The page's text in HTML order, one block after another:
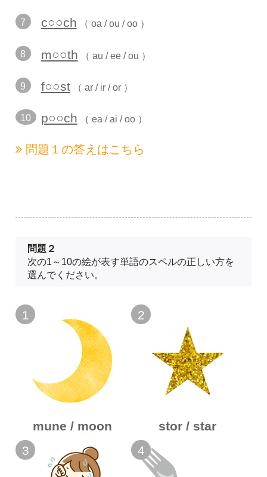
7 c○○ch （ oa / ou / oo ）
8 m○○th （ au / ee / ou ）
9 f○○st （ ar / ir / or ）
10 p○○ch （ ea / ai / oo ）
問題１の答えはこちら
問題２
次の1～10の絵が表す単語のスペルの正しい方を
選んでください。
1
mune / moon
2
stor / star
3
4